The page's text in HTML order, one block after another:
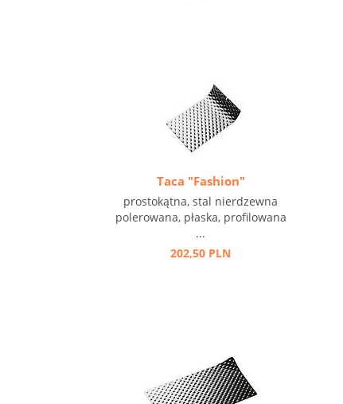
Taca "Fashion"
prostokątna, stal nierdzewna
polerowana, płaska, profilowana
...
202,50 PLN